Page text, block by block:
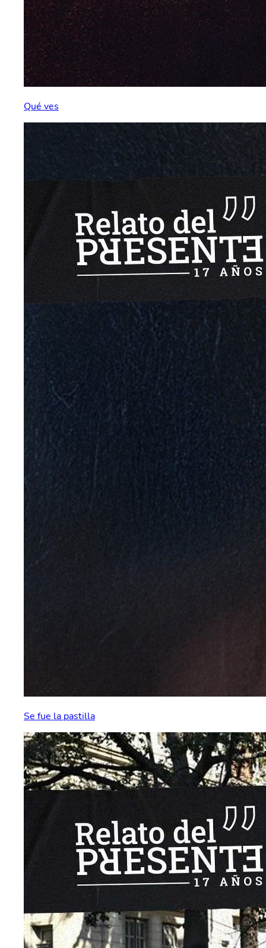
Qué ves
Se fue la pastilla